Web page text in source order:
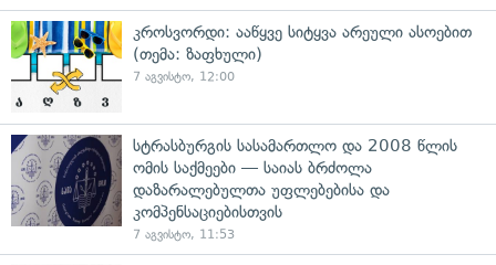
კროსვორდი: ააწყვე სიტყვა არეული ასოებით
(თემა: ზაფხული)
7 აგვისტო, 12:00
სტრასბურგის სასამართლო და 2008 წლის
ომის საქმეები — საიას ბრძოლა
დაზარალებულთა უფლებებისა და
კომპენსაციებისთვის
7 აგვისტო, 11:53